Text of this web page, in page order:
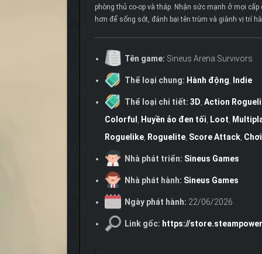
phòng thủ co-op và tháp. Nhận sức mạnh ở mọi
hơn để sống sót, đánh bại tên trùm và giành vị trí
Tên game: Sineus Arena Survivors
Thể loại chung: Hành động, Indie
Thể loại chi tiết: 3D, Action
Colorful , Huyền ảo đen tối, Loot,
Roguelike, Roguelite, Score Attack,
Nhà phát triển: Sineus Games
Nhà phát hành: Sineus Games
Ngày phát hành: 22/06/2026
Link gốc: https://